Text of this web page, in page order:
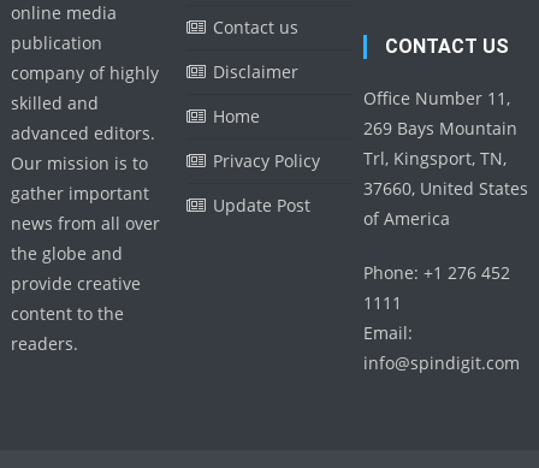
online media
publication
company of highly
skilled and
advanced editors.
Our mission is to
gather important
news from all over
the globe and
provide creative
content to the
readers.
Contact us
Disclaimer
Home
Privacy Policy
Update Post
CONTACT US
Office Number 11,
269 Bays Mountain
Trl, Kingsport, TN,
37660, United States
of America
Phone: +1 276 452
1111
Email:
info@spindigit.com